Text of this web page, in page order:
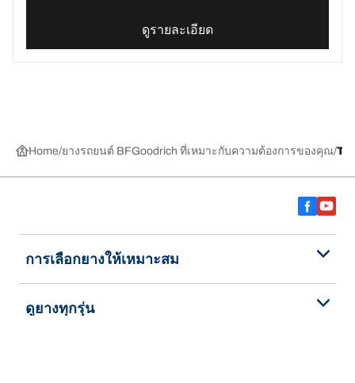
ดูรายละเอียด
Home ยางรถยนต์ BFGoodrich ที่เหมาะกับความต้องการของคุณ
การเลือกยางให้เหมาะสม
ดูยางทุกรุ่น